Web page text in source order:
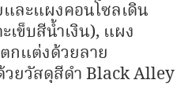
ละแผงคอนโซลเดิน
เข็บสีน้ำเงิน), แผง
กแต่งด้วยลาย
ยวัสดุสีดำ Black Alley